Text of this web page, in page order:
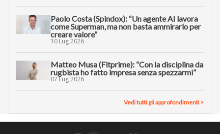
Paolo Costa (Spindox): “Un agente AI lavora
come Superman, ma non basta ammirarlo per
creare valore”
10 Lug 2026
Matteo Musa (Fitprime): “Con la disciplina da
rugbista ho fatto impresa senza spezzarmi”
07 Lug 2026
Vedi tutti gli approfondimenti >